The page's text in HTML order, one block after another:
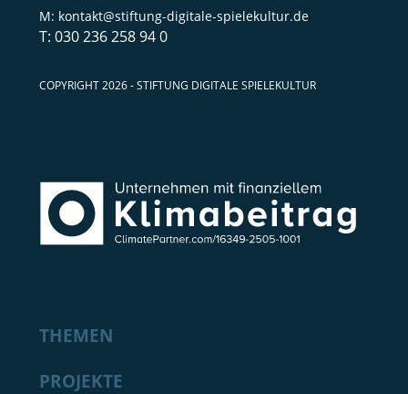
kontakt@stiftung-digitale-spielekultur.de
030 236 258 94 0
COPYRIGHT 2026 - STIFTUNG DIGITALE SPIELEKULTUR
THEMEN
PROJEKTE